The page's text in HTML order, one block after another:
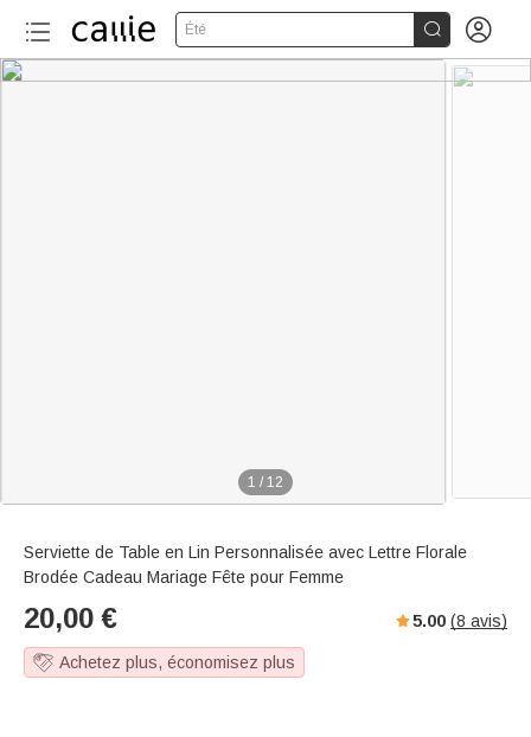
Été  
1 / 12
Serviette de Table en Lin Personnalisée avec Lettre Florale
Brodée Cadeau Mariage Fête pour Femme
20,00 € 5.00 (8 avis)
Achetez plus, économisez plus